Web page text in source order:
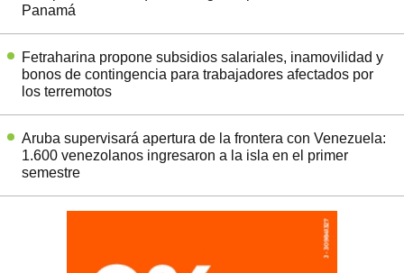
Panamá
Fetraharina propone subsidios salariales, inamovilidad y
bonos de contingencia para trabajadores afectados por
los terremotos
Aruba supervisará apertura de la frontera con Venezuela:
1.600 venezolanos ingresaron a la isla en el primer
semestre